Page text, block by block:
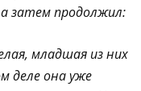
а затем продолжил:
младшая из них
деле она уже